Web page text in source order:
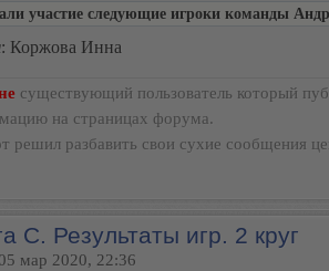
участие следующие игроки команды
: Коржова Инна
существующий пользователь который
на страницах форума.
решил разбавить свои сухие сообщения
С. Результаты игр. 2 круг
мар 2020, 22:36